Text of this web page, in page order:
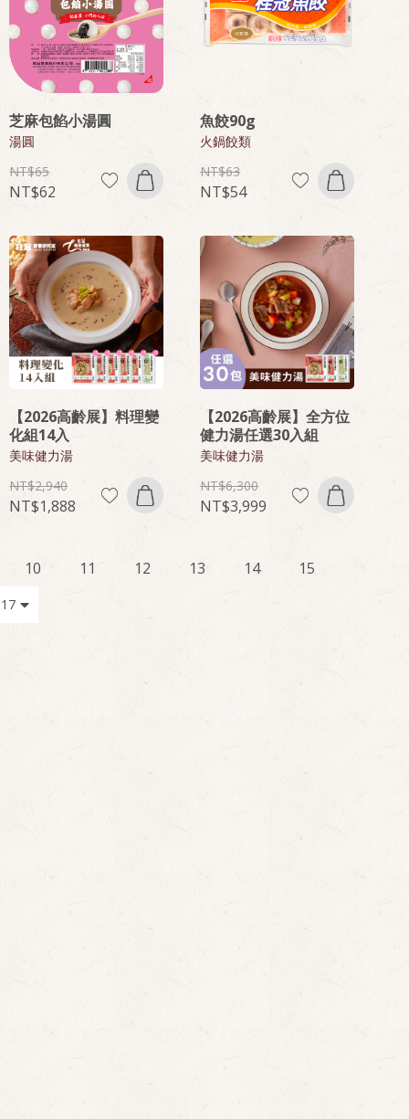
芝麻包餡小湯圓
湯圓
65
62
魚餃90g
火鍋餃類
63
54
【2026高齡展】料理變
化組14入
美味健力湯
2,940
1,888
【2026高齡展】全方位
健力湯任選30入組
美味健力湯
6,300
3,999
10 11 12 13 14 15